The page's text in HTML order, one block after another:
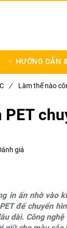
HƯỚNG DẪN
/ Làm thế nào
giá
in ấn nhờ vào
để chuyển
dài. Công